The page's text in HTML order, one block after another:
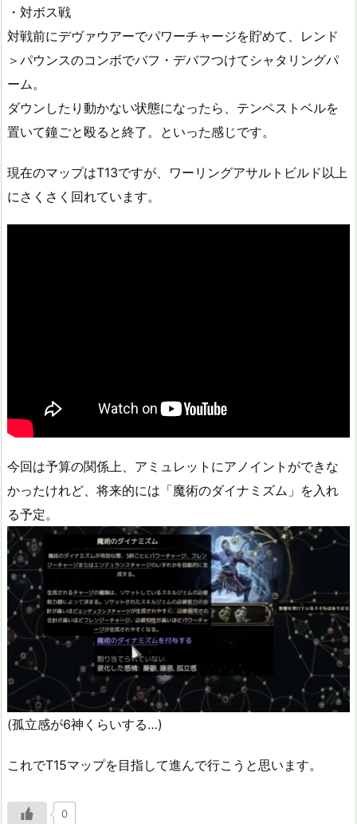
・対ボス戦
対戦前にデヴァウアーでパワーチャージを貯めて、レンド
＞パウンスのコンボでバフ・デバフつけてシャタリングパ
ーム。
ダウンしたり動かない状態になったら、テンペストベルを
置いて鐘ごと殴ると終了。といった感じです。
現在のマップはT13ですが、ワーリングアサルトビルド以上
にさくさく回れています。
今回は予算の関係上、アミュレットにアノイントができな
かったけれど、将来的には「魔術のダイナミズム」を入れ
る予定。
(孤立感が6神くらいする…)
これでT15マップを目指して進んで行こうと思います。
0